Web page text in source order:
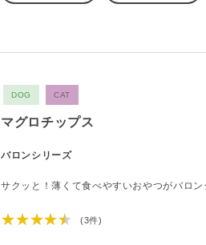
DOG CAT
マグロチップス
バロンシリーズ
サクッと！薄くて食べやすいおやつがバロン
★★★★★ (3件)